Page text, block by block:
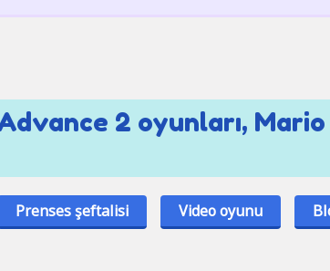
2 oyunları,
Prenses şeftalisi Video oyunu